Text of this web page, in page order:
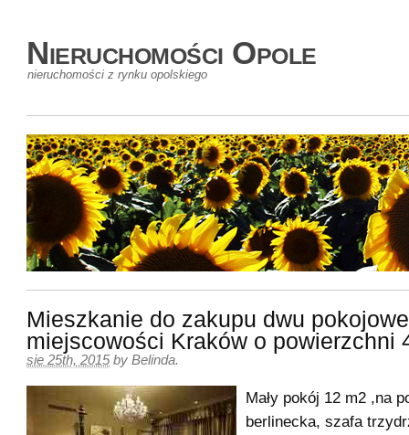
Nieruchomości Opole
nieruchomości z rynku opolskiego
Mieszkanie do zakupu dwu
miejscowości Kraków o powierzchni
sie 25th, 2015 by Belinda.
Mały pokój 12 m2 ,na
berlinecka, szafa